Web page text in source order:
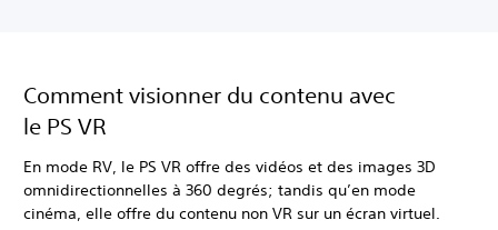
Comment visionner du contenu avec
le PS VR
En mode RV, le PS VR offre des vidéos et des images 3D
omnidirectionnelles à 360 degrés; tandis qu’en mode
cinéma, elle offre du contenu non VR sur un écran virtuel.